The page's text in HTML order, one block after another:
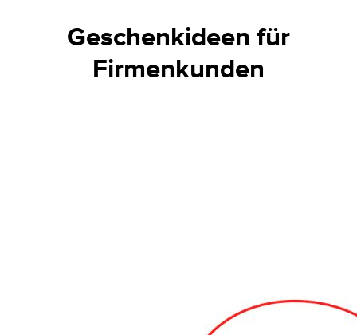
Geschenkideen für
Firmenkunden